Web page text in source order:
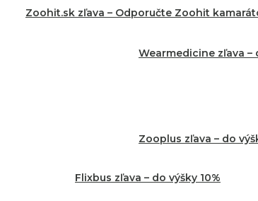
Zoohit.sk zľava – Odporučte Zoohit
Wearmedicine zľava –
Zooplus zľava – do
Flixbus zľava – do výšky 10%